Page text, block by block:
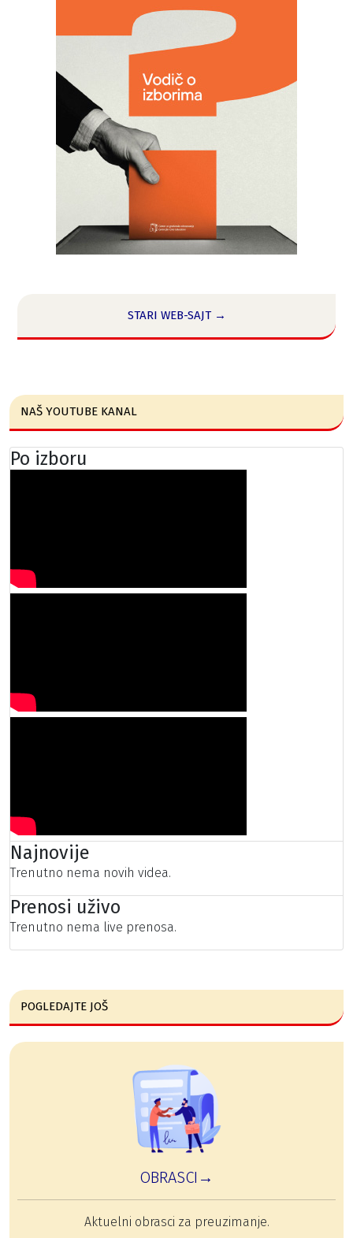
STARI WEB-SAJT →
NAŠ YOUTUBE KANAL
Po izboru
Najnovije
Trenutno nema novih videa.
Prenosi uživo
Trenutno nema live prenosa.
POGLEDAJTE JOŠ
OBRASCI→
Aktuelni obrasci za preuzimanje.